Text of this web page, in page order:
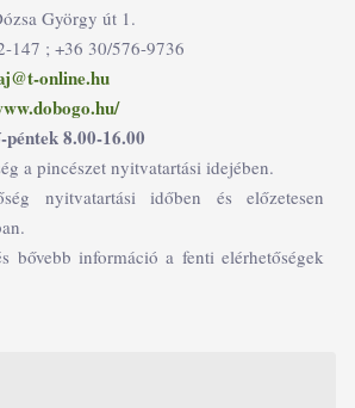
György út 1.
147 ; +36 30/576-9736
online.hu
8.00-16.00
a pincészet nyitvatartási idejében.
nyitvatartási időben és előzetesen
bővebb információ a fenti elérhetőségek